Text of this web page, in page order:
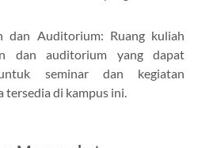
dan Auditorium: Ruang kuliah
dan auditorium yang dapat
seminar dan kegiatan
tersedia di kampus ini.